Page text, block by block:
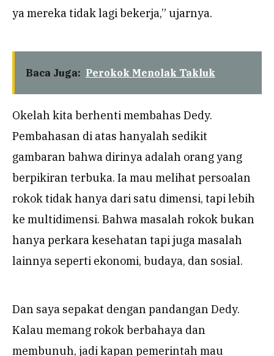
ya mereka tidak lagi bekerja,” ujarnya.
Baca Juga: Perokok Menolak Takluk
Okelah kita berhenti membahas Dedy.
Pembahasan di atas hanyalah sedikit
gambaran bahwa dirinya adalah orang yang
berpikiran terbuka. Ia mau melihat persoalan
rokok tidak hanya dari satu dimensi, tapi lebih
ke multidimensi. Bahwa masalah rokok bukan
hanya perkara kesehatan tapi juga masalah
lainnya seperti ekonomi, budaya, dan sosial.
Dan saya sepakat dengan pandangan Dedy.
Kalau memang rokok berbahaya dan
membunuh, jadi kapan pemerintah mau